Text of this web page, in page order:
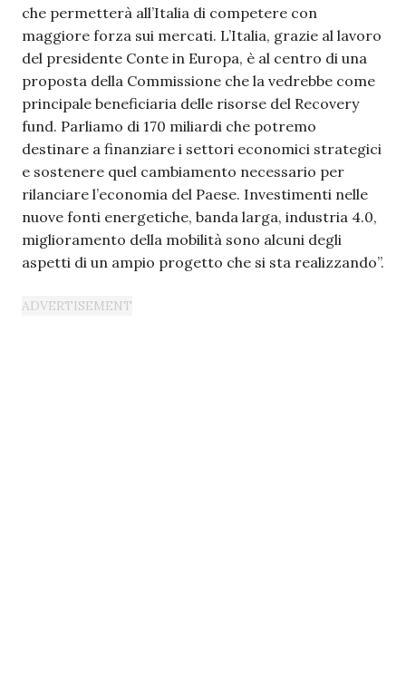
che permetterà all’Italia di competere con
maggiore forza sui mercati. L’Italia, grazie al lavoro
del presidente Conte in Europa, è al centro di una
proposta della Commissione che la vedrebbe come
principale beneficiaria delle risorse del Recovery
fund. Parliamo di 170 miliardi che potremo
destinare a finanziare i settori economici strategici
e sostenere quel cambiamento necessario per
rilanciare l’economia del Paese. Investimenti nelle
nuove fonti energetiche, banda larga, industria 4.0,
miglioramento della mobilità sono alcuni degli
aspetti di un ampio progetto che si sta realizzando”.